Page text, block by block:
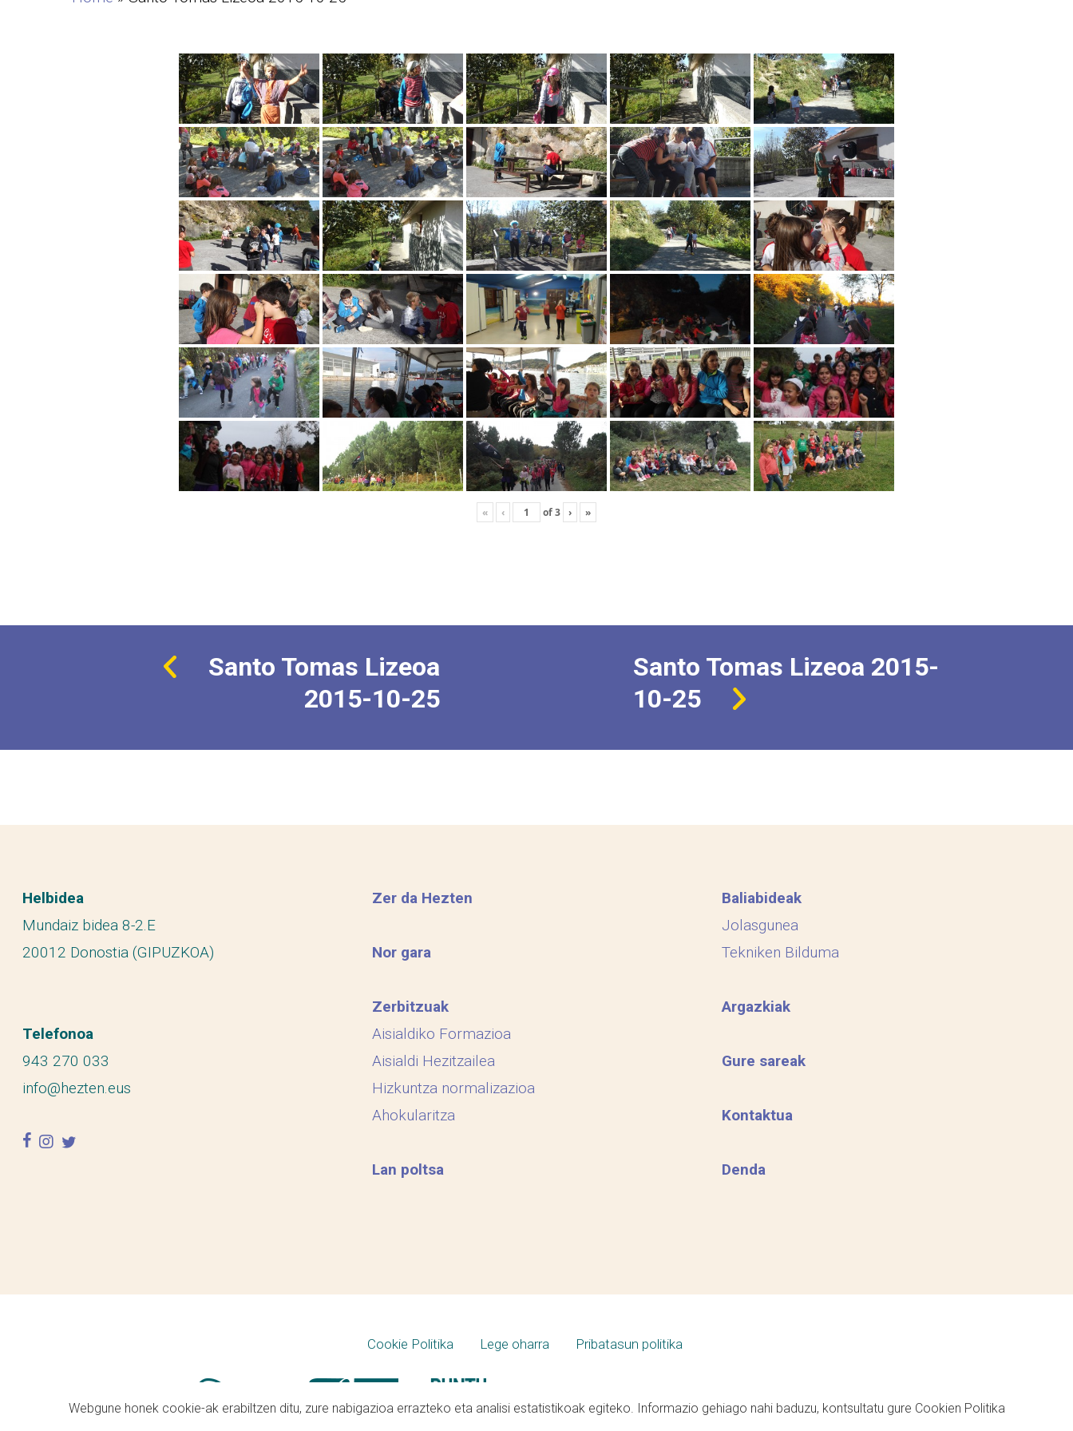
« ‹ of3 › »
Santo Tomas Lizeoa
2015-10-25
Santo Tomas Lizeoa 2015-
10-25
Helbidea
Mundaiz bidea 8-2.E
20012 Donostia (GIPUZKOA)
Telefonoa
943 270 033
info@hezten.eus
facebook
instagram
twitter
Zer da Hezten
Nor gara
Zerbitzuak
Aisialdiko Formazioa
Aisialdi Hezitzailea
Hizkuntza normalizazioa
Ahokularitza
Lan poltsa
Baliabideak
Jolasgunea
Tekniken Bilduma
Argazkiak
Gure sareak
Kontaktua
Denda
Cookie Politika Lege oharra Pribatasun politika
Webgune honek cookie-ak erabiltzen ditu, zure nabigazioa errazteko eta analisi estatistikoak egiteko. Informazio gehiago nahi baduzu, kontsultatu gure Cookien Politika